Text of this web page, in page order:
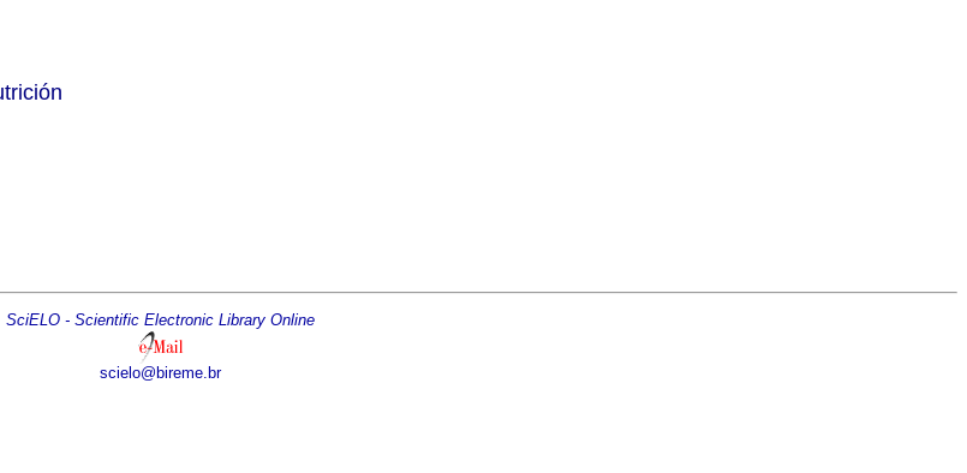
SciELO - Scientific Electronic Library Online
scielo@bireme.br